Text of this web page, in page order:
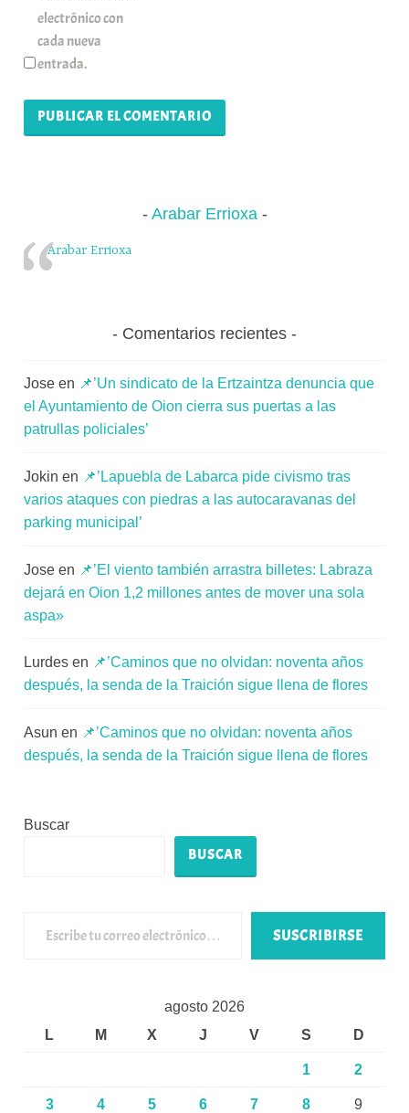
electrónico con
cada nueva
entrada.
Arabar Errioxa
Arabar Errioxa
Comentarios recientes
Jose en 📌’Un sindicato de la Ertzaintza denuncia que
el Ayuntamiento de Oion cierra sus puertas a las
patrullas policiales’
Jokin en 📌’Lapuebla de Labarca pide civismo tras
varios ataques con piedras a las autocaravanas del
parking municipal’
Jose en 📌’El viento también arrastra billetes: Labraza
dejará en Oion 1,2 millones antes de mover una sola
aspa»
Lurdes en 📌’Caminos que no olvidan: noventa años
después, la senda de la Traición sigue llena de flores
Asun en 📌’Caminos que no olvidan: noventa años
después, la senda de la Traición sigue llena de flores
Buscar
BUSCAR
SUSCRIBIRSE
agosto 2026
L
M X J V S D
1 2
3 4 5 6 7 8 9